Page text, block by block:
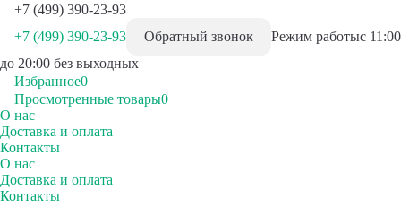
+7 (499) 390-23-93
+7 (499) 390-23-93
Обратный звонок Режим работыс 11:00
до 20:00 без выходных
Избранное0
Просмотренные товары0
О нас
Доставка и оплата
Контакты
О нас
Доставка и оплата
Контакты